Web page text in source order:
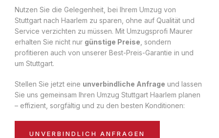
Nutzen Sie die Gelegenheit, bei Ihrem Umzug von
Stuttgart nach Haarlem zu sparen, ohne auf Qualität und
Service verzichten zu müssen. Mit Umzugsprofi Maurer
erhalten Sie nicht nur günstige Preise , sondern
profitieren auch von unserer Best-Preis-Garantie in und
um Stuttgart.
Stellen Sie jetzt eine unverbindliche Anfrage und lassen
Sie uns gemeinsam Ihren Umzug Stuttgart Haarlem planen
– effizient, sorgfältig und zu den besten Konditionen:
UNVERBINDLICH ANFRAGEN